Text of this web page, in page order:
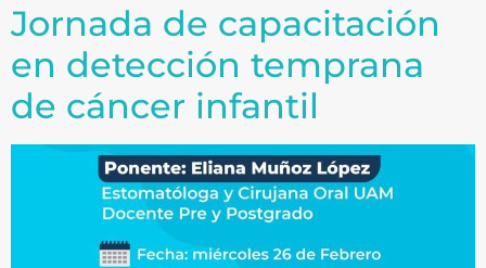
Jornada de capacitación
en detección temprana
de cáncer infantil